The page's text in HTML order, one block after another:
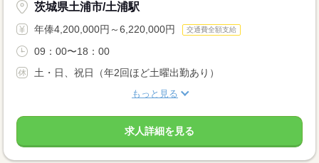
茨城県土浦市/土浦駅
年俸4,200,000円～6,220,000円 交通費全額支給
09：00〜18：00
土・日、祝日（年2回ほど土曜出勤あり）
もっと見る
求人詳細を見る